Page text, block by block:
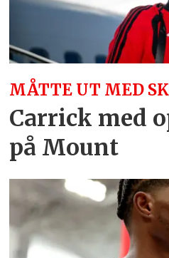
MÅTTE UT MED
Carrick med
på Mount